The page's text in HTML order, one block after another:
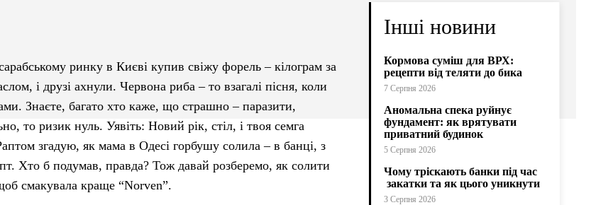
ринку в Києві купив свіжу форель – кілограм за
і друзі ахнули. Червона риба – то взагалі пісня, коли
Знаєте, багато хто каже, що страшно – паразити,
то ризик нуль. Уявіть: Новий рік, стіл, і твоя семга
згадую, як мама в Одесі горбушу солила – в банці, з
Хто б подумав, правда? Тож давай розберемо, як солити
смакувала краще “Norven”.
Інші новини
Кормова суміш для ВРХ:
рецепти від теляти до бика
7 Серпня 2026
Аномальна спека руйнує
фундамент: як врятувати
приватний будинок
5 Серпня 2026
Чому тріскають банки під час
закатки та як цього уникнути
3 Серпня 2026